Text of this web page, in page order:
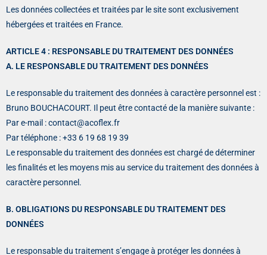
Les données collectées et traitées par le site sont exclusivement
hébergées et traitées en France.
ARTICLE 4 : RESPONSABLE DU TRAITEMENT DES DONNÉES
A. LE RESPONSABLE DU TRAITEMENT DES DONNÉES
Le responsable du traitement des données à caractère personnel est :
Bruno BOUCHACOURT. Il peut être contacté de la manière suivante :
Par e-mail :contact@acoflex.fr
Par téléphone : +33 6 19 68 19 39
Le responsable du traitement des données est chargé de déterminer
les finalités et les moyens mis au service du traitement des données à
caractère personnel.
B. OBLIGATIONS DU RESPONSABLE DU TRAITEMENT DES
DONNÉES
Le responsable du traitement s’engage à protéger les données à